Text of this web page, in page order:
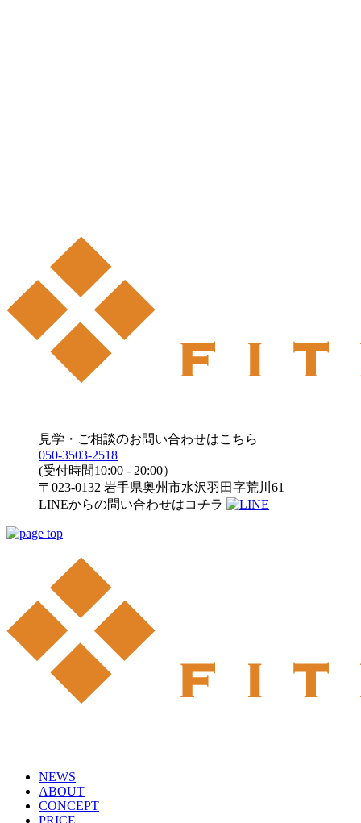
見学・ご相談のお問い合わせはこちら
050-3503-2518
(受付時間10:00 - 20:00）
〒023-0132 岩手県奥州市水沢羽田字荒川61
LINEからの問い合わせはコチラ
NEWS
ABOUT
CONCEPT